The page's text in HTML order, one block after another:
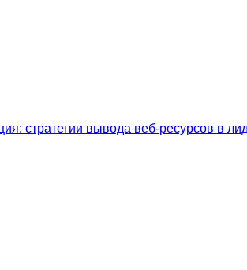
стратегии вывода веб-ресурсов в